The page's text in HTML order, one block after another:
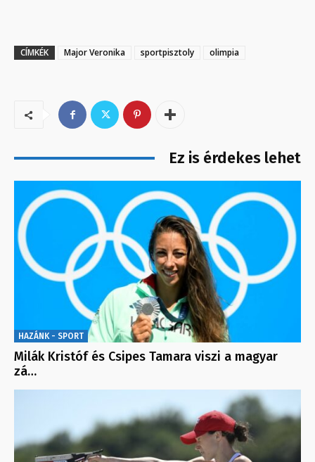
CÍMKÉK Major Veronika sportpisztoly olimpia
Ez is érdekes lehet
HAZÁNK - SPORT
Milák Kristóf és Csipes Tamara viszi a magyar
zá…